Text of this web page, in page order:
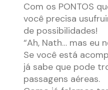
Com os PONTOS
você precisa
de possibilidades!
“Ah, Nath… mas eu
Se você está
já sabe que pode
passagens aéreas.